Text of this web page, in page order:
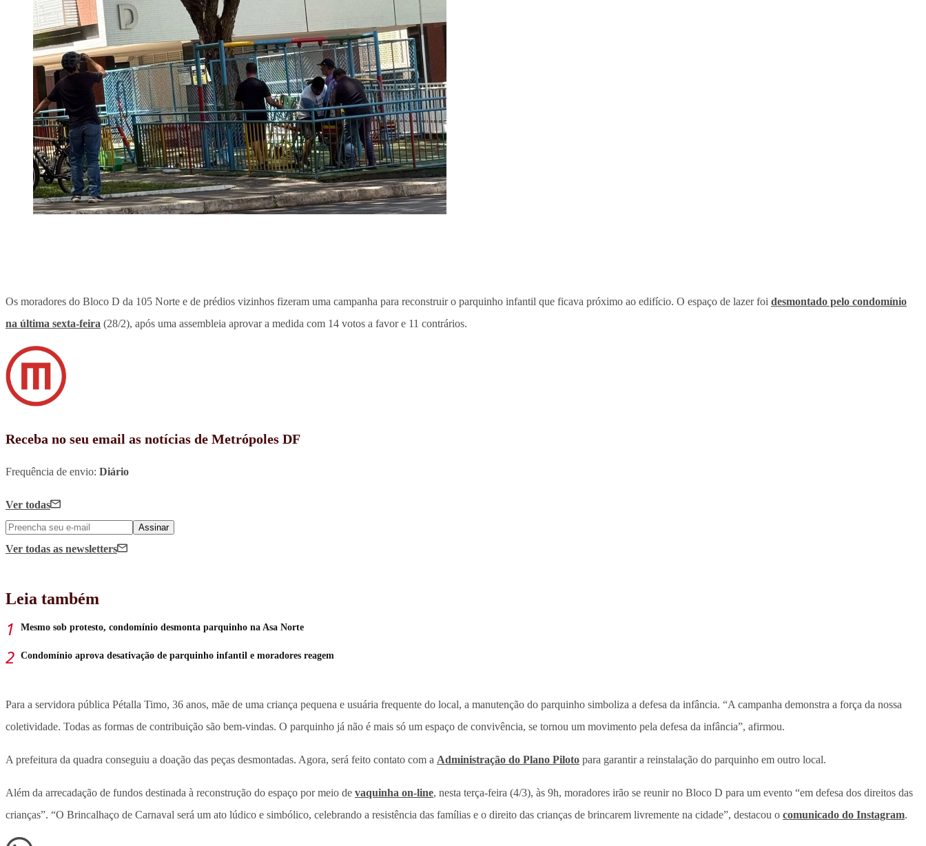
Os moradores do Bloco D da 105 Norte e de prédios vizinhos fizeram uma campanha para reconstruir o parquinho infantil que ficava próximo ao edifício. O espaço de lazer foi desmontado pelo condomínio
na última sexta-feira (28/2), após uma assembleia aprovar a medida com 14 votos a favor e 11 contrários.
Receba no seu email as notícias de Metrópoles DF
Frequência de envio: Diário
Ver todas
Assinar
Ver todas as newsletters
Leia também
Mesmo sob protesto, condomínio desmonta parquinho na Asa Norte
Condomínio aprova desativação de parquinho infantil e moradores reagem
Para a servidora pública Pétalla Timo, 36 anos, mãe de uma criança pequena e usuária frequente do local, a manutenção do parquinho simboliza a defesa da infância. “A campanha demonstra a força da nossa
coletividade. Todas as formas de contribuição são bem-vindas. O parquinho já não é mais só um espaço de convivência, se tornou um movimento pela defesa da infância”, afirmou.
A prefeitura da quadra conseguiu a doação das peças desmontadas. Agora, será feito contato com a Administração do Plano Piloto para garantir a reinstalação do parquinho em outro local.
Além da arrecadação de fundos destinada à reconstrução do espaço por meio de vaquinha on-line, nesta terça-feira (4/3), às 9h, moradores irão se reunir no Bloco D para um evento “em defesa dos direitos das
crianças”. “O Brincalhaço de Carnaval será um ato lúdico e simbólico, celebrando a resistência das famílias e o direito das crianças de brincarem livremente na cidade”, destacou o comunicado do Instagram.